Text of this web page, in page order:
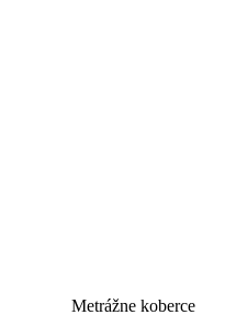
Metrážne koberce